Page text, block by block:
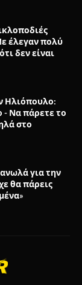
έλεγαν πολύ
δεν είναι
Ηλιόπουλο:
- Να πάρετε το
στο
για την
θα πάρεις